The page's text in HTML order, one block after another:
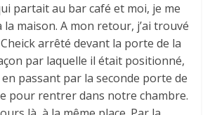
partait au bar café et moi, je me
maison. A mon retour, j’ai trouvé
arrêté devant la porte de la
par laquelle il était positionné,
passant par la seconde porte de
pour rentrer dans notre chambre.